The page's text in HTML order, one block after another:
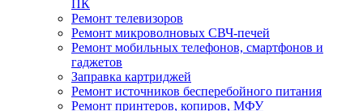
ПК
Ремонт телевизоров
Ремонт микроволновых СВЧ-печей
Ремонт мобильных телефонов, смартфонов и
гаджетов
Заправка картриджей
Ремонт источников бесперебойного питания
Ремонт принтеров, копиров, МФУ